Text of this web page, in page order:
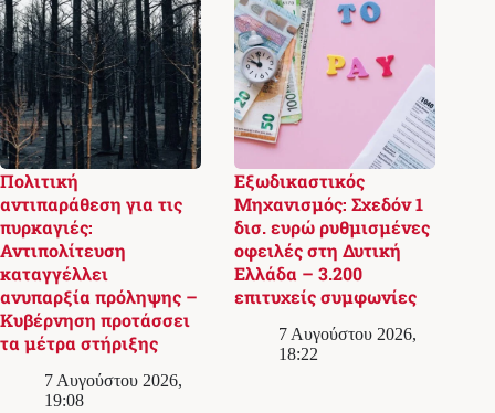
Πολιτική
αντιπαράθεση για τις
πυρκαγιές:
Αντιπολίτευση
καταγγέλλει
ανυπαρξία πρόληψης –
Κυβέρνηση προτάσσει
τα μέτρα στήριξης
7 Αυγούστου 2026,
19:08
Εξωδικαστικός
Μηχανισμός: Σχεδόν 1
δισ. ευρώ ρυθμισμένες
οφειλές στη Δυτική
Ελλάδα – 3.200
επιτυχείς συμφωνίες
7 Αυγούστου 2026,
18:22